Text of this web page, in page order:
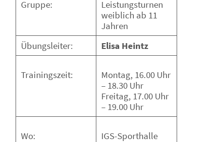
Gruppe:
Leistungsturnen
weiblich ab 11
Jahren
Übungsleiter:
Elisa Heintz
Trainingszeit:
Montag, 16.00 Uhr
– 18.30 Uhr
Freitag, 17.00 Uhr
– 19.00 Uhr
Wo: IGS-Sporthalle